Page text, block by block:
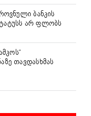
ბანკის
არ ფლობს
თავდასხმას